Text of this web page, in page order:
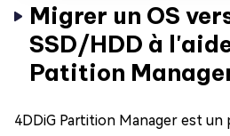
Migrer un OS
SSD/HDD à
Patition
4DDiG Partition Manager est un